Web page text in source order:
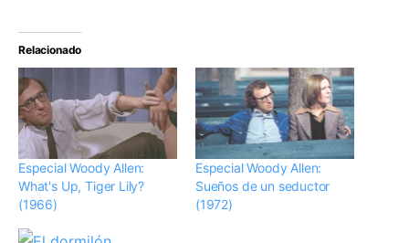
Relacionado
Especial Woody Allen:
What's Up, Tiger Lily?
(1966)
Especial Woody Allen:
Sueños de un seductor
(1972)